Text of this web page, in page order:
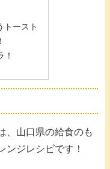
トースト
！
、山口県の給食のも
ンジレシピです！